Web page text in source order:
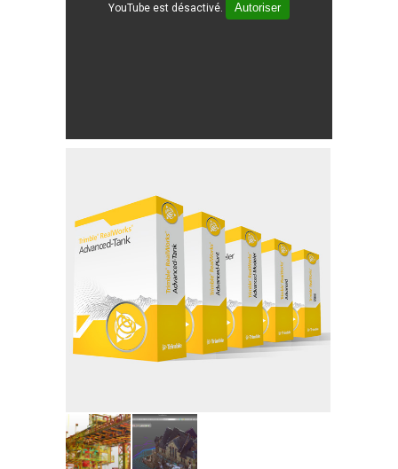
YouTube est désactivé. Autoriser